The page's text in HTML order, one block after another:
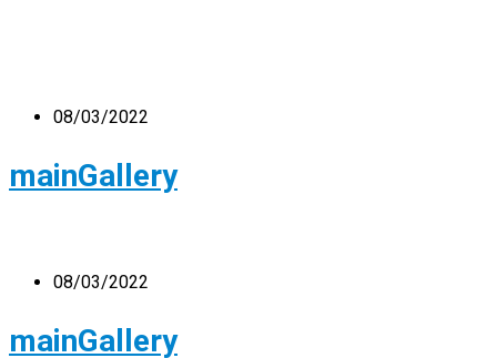
08/03/2022
mainGallery
08/03/2022
mainGallery